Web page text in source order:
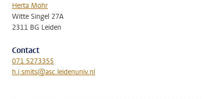
Herta Mohr
Witte Singel 27A
2311 BG Leiden
Contact
071 5273355
h.j.smits@asc.leidenuniv.nl